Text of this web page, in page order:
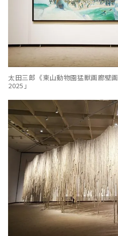
太田三郎《東山動物園猛獣画廊壁
2025」